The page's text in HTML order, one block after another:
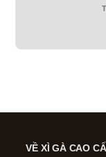
VỀ XÌ GÀ CAO